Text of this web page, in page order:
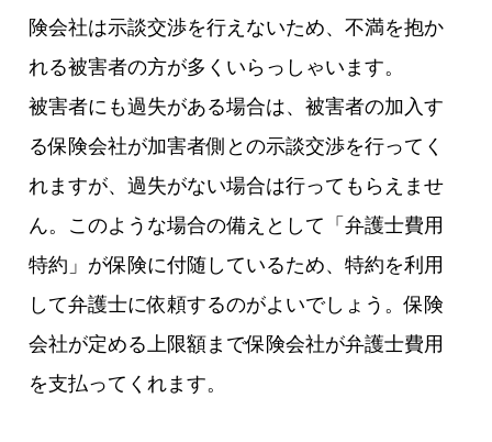
険会社は示談交渉を行えないため、不満を抱か
れる被害者の方が多くいらっしゃいます。
被害者にも過失がある場合は、被害者の加入す
る保険会社が加害者側との示談交渉を行ってく
れますが、過失がない場合は行ってもらえませ
ん。このような場合の備えとして「弁護士費用
特約」が保険に付随しているため、特約を利用
して弁護士に依頼するのがよいでしょう。保険
会社が定める上限額まで保険会社が弁護士費用
を支払ってくれます。